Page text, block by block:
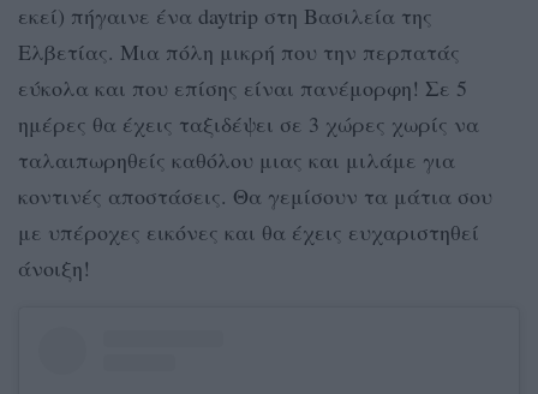
εκεί) πήγαινε ένα daytrip στη Βασιλεία της
Ελβετίας. Μια πόλη μικρή που την περπατάς
εύκολα και που επίσης είναι πανέμορφη! Σε 5
ημέρες θα έχεις ταξιδέψει σε 3 χώρες χωρίς να
ταλαιπωρηθείς καθόλου μιας και μιλάμε για
κοντινές αποστάσεις. Θα γεμίσουν τα μάτια σου
με υπέροχες εικόνες και θα έχεις ευχαριστηθεί
άνοιξη!